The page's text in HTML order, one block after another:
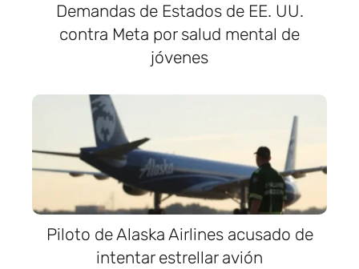
Demandas de Estados de EE. UU.
contra Meta por salud mental de
jóvenes
Piloto de Alaska Airlines acusado de
intentar estrellar avión